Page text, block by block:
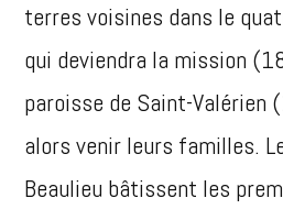
terres voisines dans le
qui deviendra la mission
paroisse de Saint-
alors venir leurs familles.
Beaulieu bâtissent les